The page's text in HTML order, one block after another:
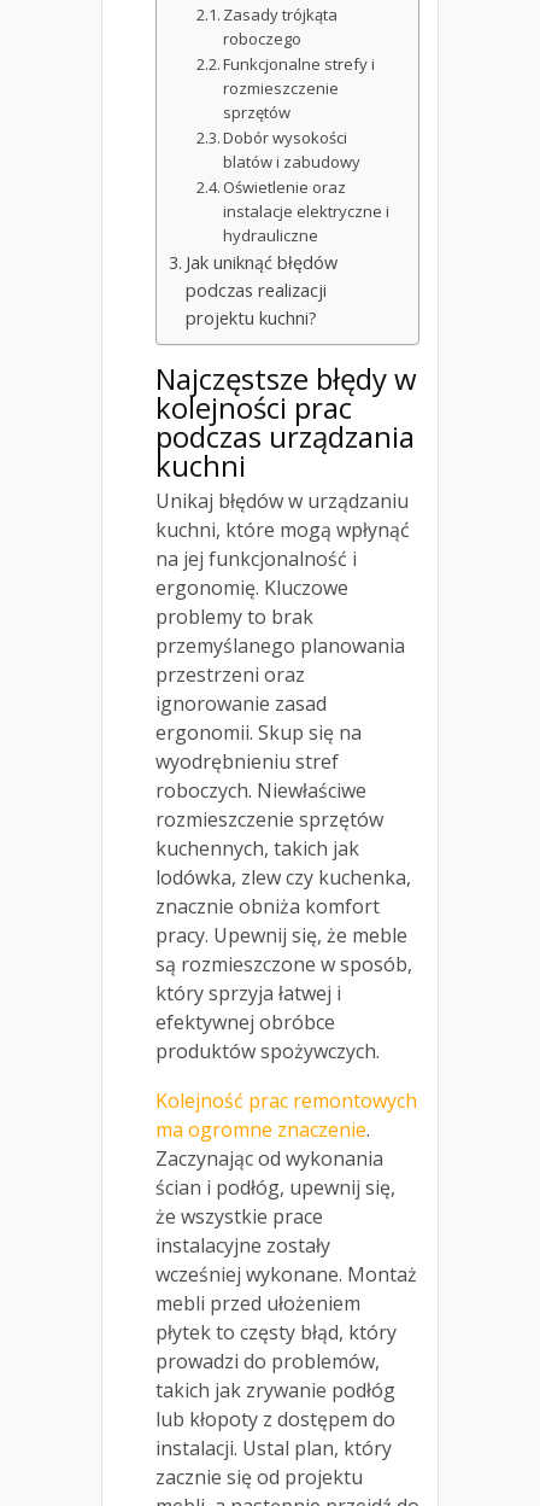
Zasady trójkąta
roboczego
Funkcjonalne strefy i
rozmieszczenie
sprzętów
Dobór wysokości
blatów i zabudowy
Oświetlenie oraz
instalacje elektryczne i
hydrauliczne
Jak uniknąć błędów
podczas realizacji
projektu kuchni?
Najczęstsze błędy w
kolejności prac
podczas urządzania
kuchni
Unikaj błędów w urządzaniu
kuchni, które mogą wpłynąć
na jej funkcjonalność i
ergonomię. Kluczowe
problemy to brak
przemyślanego planowania
przestrzeni oraz
ignorowanie zasad
ergonomii. Skup się na
wyodrębnieniu stref
roboczych. Niewłaściwe
rozmieszczenie sprzętów
kuchennych, takich jak
lodówka, zlew czy kuchenka,
znacznie obniża komfort
pracy. Upewnij się, że meble
są rozmieszczone w sposób,
który sprzyja łatwej i
efektywnej obróbce
produktów spożywczych.
Kolejność prac remontowych
ma ogromne znaczenie.
Zaczynając od wykonania
ścian i podłóg, upewnij się,
że wszystkie prace
instalacyjne zostały
wcześniej wykonane. Montaż
mebli przed ułożeniem
płytek to częsty błąd, który
prowadzi do problemów,
takich jak zrywanie podłóg
lub kłopoty z dostępem do
instalacji. Ustal plan, który
zacznie się od projektu